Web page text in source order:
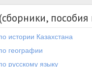
пособия
истории Казахстана
географии
русскому языку